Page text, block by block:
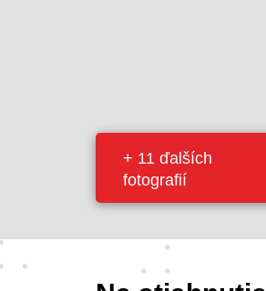
+ 11 ďalších
fotografií